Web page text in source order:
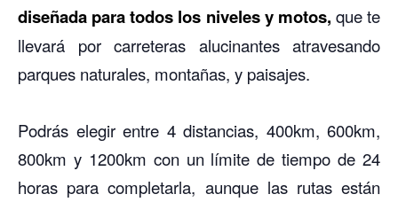
diseñada para todos los niveles y motos, que te
llevará por carreteras alucinantes atravesando
parques naturales, montañas, y paisajes.
Podrás elegir entre 4 distancias, 400km, 600km,
800km y 1200km con un límite de tiempo de 24
horas para completarla, aunque las rutas están